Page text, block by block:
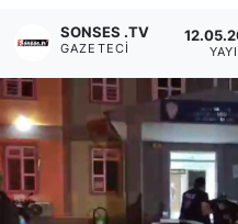
SONSES .TV
GAZETECI
SAĞLIK
Siyaset
YEREL HABER
Haberde insan
Haber Arşivi